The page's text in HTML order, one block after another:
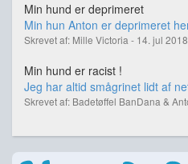
Min hund er deprimeret
Min hun Anton er deprimeret
Skrevet af: Mille Victoria - 14. jul 2018
Min hund er racist !
Jeg har altid smågrinet lidt af
Skrevet af: Badetøffel BanDana &